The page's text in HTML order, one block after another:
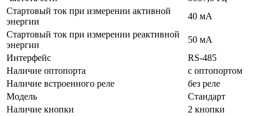
Стартовый ток при измерении активной
энергии
40 мА
Стартовый ток при измерении реактивной
энергии
50 мА
Интерфейс
RS-485
Наличие оптопорта
с оптопортом
Наличие встроенного реле
без реле
Модель
Стандарт
Наличие кнопки
2 кнопки